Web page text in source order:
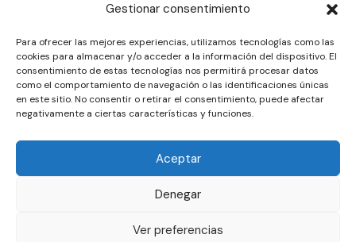
Gestionar consentimiento
Para ofrecer las mejores experiencias, utilizamos tecnologías como las
cookies para almacenar y/o acceder a la información del dispositivo. El
consentimiento de estas tecnologías nos permitirá procesar datos
como el comportamiento de navegación o las identificaciones únicas
en este sitio. No consentir o retirar el consentimiento, puede afectar
negativamente a ciertas características y funciones.
Aceptar
Denegar
Ver preferencias
Entorno
Noticias
Notas de prensa
Trabaja con nosotros
Reservas